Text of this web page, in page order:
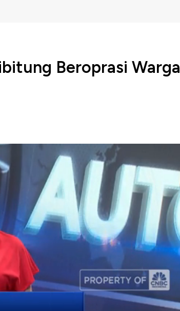
Beroprasi Warga
Depok dan Bekasi. 10 Juli mendatang jalan tol
SK Menteri Pupr seksi 2B jalan tol ini akan
(Selasa, 09/07/2024) berikut ini.